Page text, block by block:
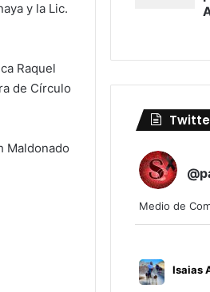
y la Lic.
Raquel
de Círculo
Maldonado
Medio de
Isaias